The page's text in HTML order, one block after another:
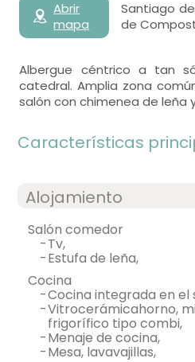
Abrir
mapa
Santiago
de
Albergue céntrico a tan
catedral. Amplia zona
salón con chimenea de leña
Características
Alojamiento
salón comedor
- tv,
- estufa de leña,
cocina
- cocina integrada en el
-vitrocerámicahorno, microondas,
frigorífico tipo combi,
- menaje de cocina,
-
mesa, lavavajillas,